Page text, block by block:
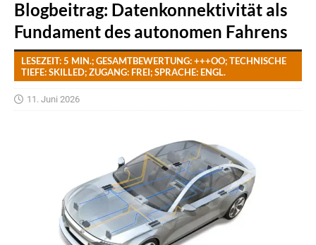
Blogbeitrag: Datenkonnektivität als
Fundament des autonomen Fahrens
LESEZEIT: 5 MIN.; GESAMTBEWERTUNG: +++OO; TECHNISCHE
TIEFE: SKILLED; ZUGANG: FREI; SPRACHE: ENGL.
11. Juni 2026